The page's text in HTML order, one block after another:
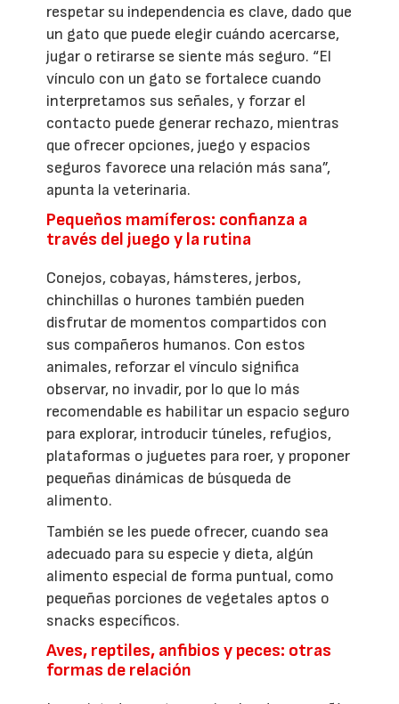
respetar su independencia es clave, dado que
un gato que puede elegir cuándo acercarse,
jugar o retirarse se siente más seguro. “El
vínculo con un gato se fortalece cuando
interpretamos sus señales, y forzar el
contacto puede generar rechazo, mientras
que ofrecer opciones, juego y espacios
seguros favorece una relación más sana”,
apunta la veterinaria.
Pequeños mamíferos: confianza a
través del juego y la rutina
Conejos, cobayas, hámsteres, jerbos,
chinchillas o hurones también pueden
disfrutar de momentos compartidos con
sus compañeros humanos. Con estos
animales, reforzar el vínculo significa
observar, no invadir, por lo que lo más
recomendable es habilitar un espacio seguro
para explorar, introducir túneles, refugios,
plataformas o juguetes para roer, y proponer
pequeñas dinámicas de búsqueda de
alimento.
También se les puede ofrecer, cuando sea
adecuado para su especie y dieta, algún
alimento especial de forma puntual, como
pequeñas porciones de vegetales aptos o
snacks específicos.
Aves, reptiles, anfibios y peces: otras
formas de relación